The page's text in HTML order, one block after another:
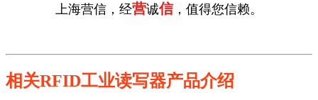
上海营信，经营诚信，值得您信赖。
相关RFID工业读写器产品介绍